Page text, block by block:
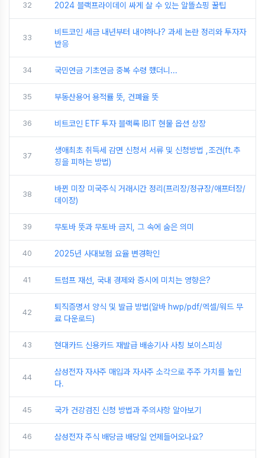
32 2024 블랙프라이데이 싸게 살 수 있는 알뜰쇼핑 꿀팁
33
비트코인 세금 내년부터 내야하나? 과세 논란 정리와 투자자
반응
34 국민연금 기초연금 중복 수령 했더니...
35 부동산용어 용적률 뜻, 건폐율 뜻
36 비트코인 ETF 투자 블랙록 IBIT 현물 옵션 상장
37
생애최초 취득세 감면 신청서 서류 및 신청방법 ,조건(ft.추
징을 피하는 방법)
38
바뀐 미장 미국주식 거래시간 정리(프리장/정규장/애프터장/
데이장)
39 무토바 뜻과 무토바 금지, 그 속에 숨은 의미
40 2025년 사대보험 요율 변경확인
41 트럼프 재선, 국내 경제와 증시에 미치는 영향은?
42
퇴직증명서 양식 및 발급 방법(알바 hwp/pdf/엑셀/워드 무
료 다운로드)
43 현대카드 신용카드 재발급 배송기사 사칭 보이스피싱
44
삼성전자 자사주 매입과 자사주 소각으로 주주 가치를 높인
다.
45 국가 건강검진 신청 방법과 주의사항 알아보기
46 삼성전자 주식 배당금 배당일 언제들어오나요?